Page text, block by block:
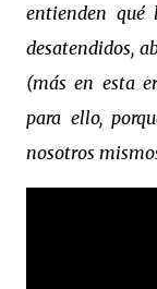
entienden qué
desatendidos,
(más en esta
para ello,
nosotros